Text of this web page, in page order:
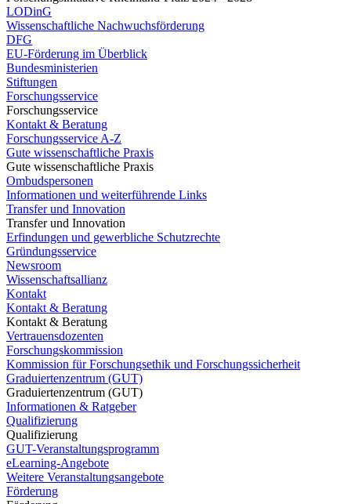
LODinG
Wissenschaftliche Nachwuchsförderung
DFG
EU-Förderung im Überblick
Bundesministerien
Stiftungen
Forschungsservice
Forschungsservice
Kontakt & Beratung
Forschungsservice A-Z
Gute wissenschaftliche Praxis
Gute wissenschaftliche Praxis
Ombudspersonen
Informationen und weiterführende Links
Transfer und Innovation
Transfer und Innovation
Erfindungen und gewerbliche Schutzrechte
Gründungsservice
Newsroom
Wissenschaftsallianz
Kontakt
Kontakt & Beratung
Kontakt & Beratung
Vertrauensdozenten
Forschungskommission
Kommission für Forschungsethik und Forschungssicherheit
Graduiertenzentrum (GUT)
Graduiertenzentrum (GUT)
Informationen & Ratgeber
Qualifizierung
Qualifizierung
GUT-Veranstaltungsprogramm
eLearning-Angebote
Weitere Veranstaltungsangebote
Förderung